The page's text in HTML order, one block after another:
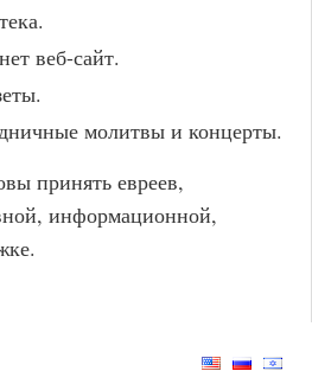
веб-сайт.
молитвы и концерты.
принять евреев,
информационной,